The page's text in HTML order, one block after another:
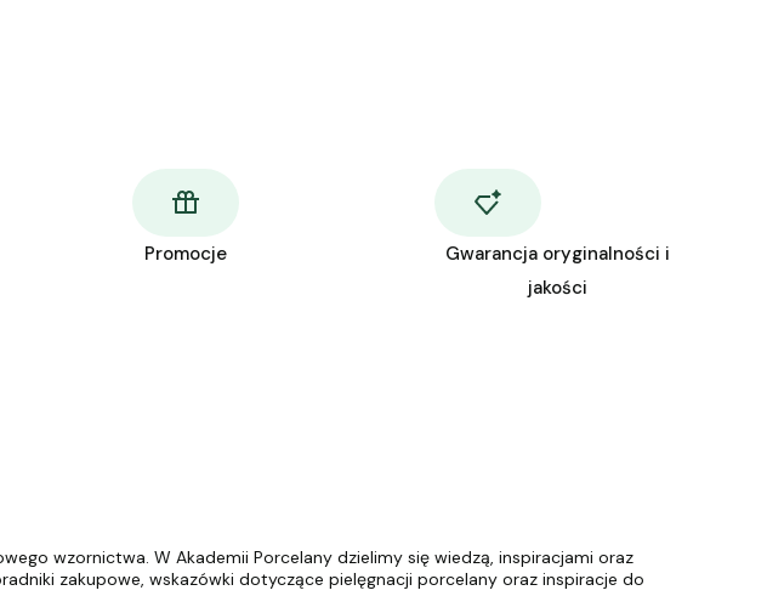
Promocje
Gwarancja oryginalności i
jakości
wzornictwa. W Akademii Porcelany dzielimy się wiedzą, inspiracjami oraz
zakupowe, wskazówki dotyczące pielęgnacji porcelany oraz inspiracje do